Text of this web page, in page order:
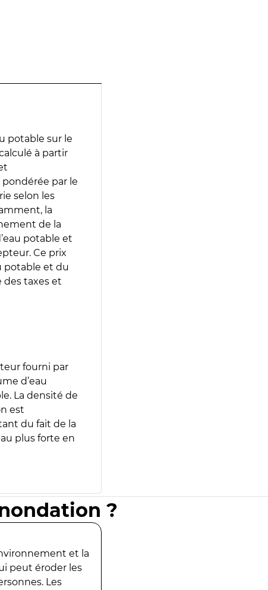
potable sur le
à partir
pondérée par le
selon les
la
de la
potable et
Ce prix
potable et du
des taxes et
fourni par
d’eau
La densité de
est
du fait de la
plus forte en
?
et la
peut éroder les
Les